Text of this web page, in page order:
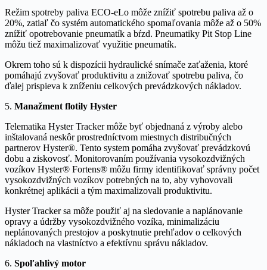
Režim spotreby paliva ECO-eLo môže znížiť spotrebu paliva až o
20%, zatiaľ čo systém automatického spomaľovania môže až o 50%
znížiť opotrebovanie pneumatík a bŕzd. Pneumatiky Pit Stop Line
môžu tiež maximalizovať využitie pneumatík.
Okrem toho sú k dispozícii hydraulické snímače zaťaženia, ktoré
pomáhajú zvyšovať produktivitu a znižovať spotrebu paliva, čo
ďalej prispieva k zníženiu celkových prevádzkových nákladov.
5. Manažment flotily Hyster
Telematika Hyster Tracker môže byť objednaná z výroby alebo
inštalovaná neskôr prostredníctvom miestnych distribučných
partnerov Hyster®. Tento system pomáha zvyšovať prevádzkovú
dobu a ziskovosť. Monitorovaním používania vysokozdvižných
vozíkov Hyster® Fortens® môžu firmy identifikovať správny počet
vysokozdvižných vozíkov potrebných na to, aby vyhovovali
konkrétnej aplikácii a tým maximalizovali produktivitu.
Hyster Tracker sa môže použiť aj na sledovanie a naplánovanie
opravy a údržby vysokozdvižného vozíka, minimalizáciu
neplánovaných prestojov a poskytnutie prehľadov o celkových
nákladoch na vlastníctvo a efektívnu správu nákladov.
6. Spoľahlivý motor